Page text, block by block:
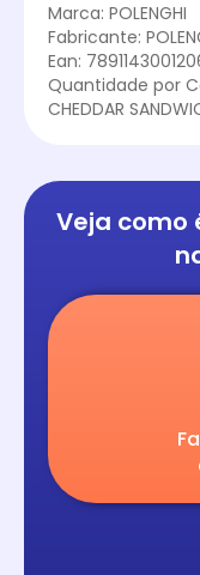
Marca: POLENGHI
Fabricante:
Ean:
Quantidade por
CHEDDAR
Veja como